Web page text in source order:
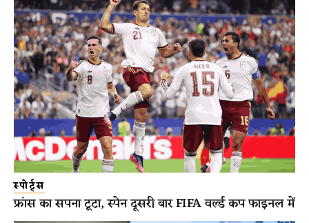
स्पोर्ट्स
फ्रांस का सपना टूटा, स्पेन दूसरी बार FIFA वर्ल्ड कप फाइनल में